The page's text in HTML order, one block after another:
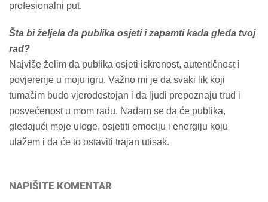
profesionalni put.
Šta bi željela da publika osjeti i zapamti kada gleda tvoj
rad?
Najviše želim da publika osjeti iskrenost, autentičnost i
povjerenje u moju igru. Važno mi je da svaki lik koji
tumačim bude vjerodostojan i da ljudi prepoznaju trud i
posvećenost u mom radu. Nadam se da će publika,
gledajući moje uloge, osjetiti emociju i energiju koju
ulažem i da će to ostaviti trajan utisak.
NAPIŠITE KOMENTAR